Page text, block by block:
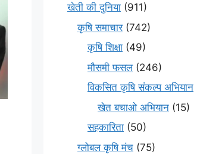
खेती की दुनिया (911)
कृषि समाचार(742)
कृषि शिक्षा (49)
मौसमी फसल(246)
विकसित कृषि संकल्प अभियान
खेत बचाओ अभियान (15)
सहकारिता (50)
ग्लोबल कृषि मंच (75)